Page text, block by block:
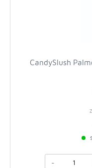
CandySlush
-